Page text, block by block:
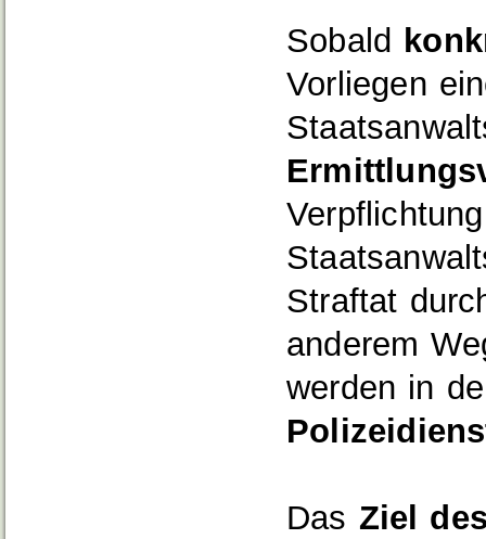
Sobald
Vorliegen
Straftat
anderem
werden in
Das Ziel